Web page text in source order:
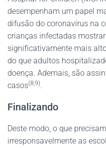
desempenham um papel
difusão do coronavírus na
crianças infectadas
significativamente mais
do que adultos
doença. Ademais, são
casos(8;9).
Finalizando
Deste modo, o que
irresponsavelmente as